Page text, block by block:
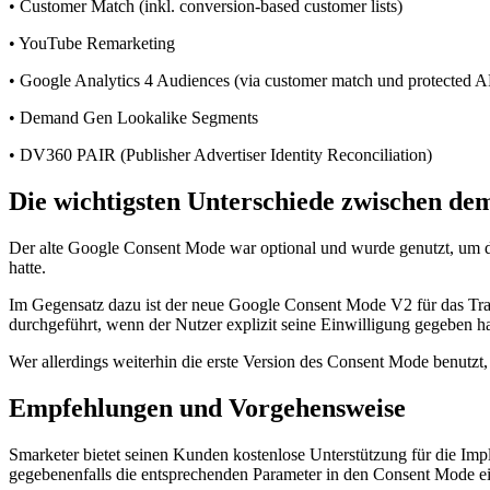
• Customer Match (inkl. conversion-based customer lists)
• YouTube Remarketing
• Google Analytics 4 Audiences (via customer match und protected
• Demand Gen Lookalike Segments
• DV360 PAIR (Publisher Advertiser Identity Reconciliation)
Die wichtigsten Unterschiede zwischen
Der alte Google Consent Mode war optional und wurde genutzt,
hatte.
Im Gegensatz dazu ist der neue Google Consent Mode V2 für das
durchgeführt, wenn der Nutzer explizit seine Einwilligung gegeben
Wer allerdings weiterhin die erste Version des Consent Mode
Empfehlungen und Vorgehensweise
Smarketer bietet seinen Kunden kostenlose Unterstützung für die
gegebenenfalls die entsprechenden Parameter in den Consent Mode